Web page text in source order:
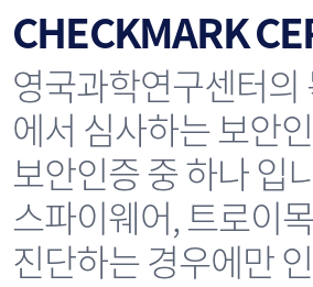
CHECKMARK
영국과학연구센터
에서 심사하는 보안
보안인증 중 하나 입
스파이웨어, 트로이
진단하는 경우에만